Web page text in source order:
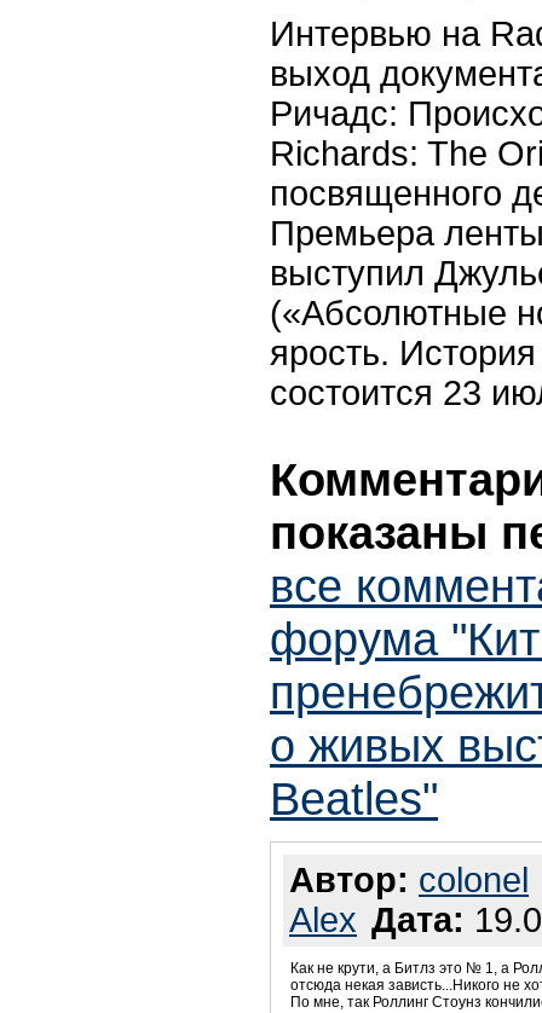
Интервью на
выход
Ричадс:
Richards: The
посвященного
Премьера
выступил
(«Абсолютные
ярость.
состоится 23
показаны
все
форума
о живых
Beatles"
Автор: colonel
Alex Дата:
Как не крути, а Битлз это № 1, а
отсюда некая зависть...Никого не
По мне, так Роллинг Стоунз